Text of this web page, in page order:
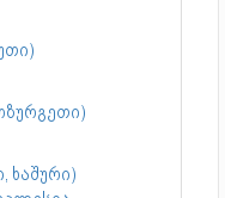
ხაშური)